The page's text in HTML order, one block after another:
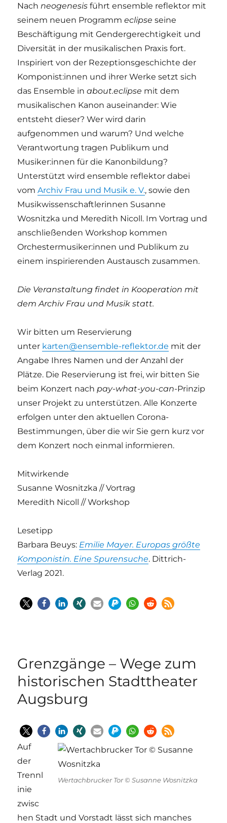
Nachneogenesis führt ensemble reflektor mit
seinem neuen Programmeclipse seine
Beschäftigung mit Gendergerechtigkeit und
Diversität in der musikalischen Praxis fort.
Inspiriert von der Rezeptionsgeschichte der
Komponist:innen und ihrer Werke setzt sich
das Ensemble inabout.eclipse mit dem
musikalischen Kanon auseinander: Wie
entsteht dieser? Wer wird darin
aufgenommen und warum? Und welche
Verantwortung tragen Publikum und
Musiker:innen für die Kanonbildung?
Unterstützt wird ensemble reflektor dabei
vomArchiv Frau und Musik e. V., sowie den
Musikwissenschaftlerinnen Susanne
Wosnitzka und Meredith Nicoll. Im Vortrag und
anschließenden Workshop kommen
Orchestermusiker:innen und Publikum zu
einem inspirierenden Austausch zusammen.
Die Veranstaltung findet in Kooperation mit
dem Archiv Frau und Musik statt.
Wir bitten um Reservierung
unter karten@ensemble-reflektor.de mit der
Angabe Ihres Namen und der Anzahl der
Plätze. Die Reservierung ist frei, wir bitten Sie
beim Konzert nachpay-what-you-can-Prinzip
unser Projekt zu unterstützen. Alle Konzerte
erfolgen unter den aktuellen Corona-
Bestimmungen, über die wir Sie gern kurz vor
dem Konzert noch einmal informieren.
Mitwirkende
Susanne Wosnitzka // Vortrag
Meredith Nicoll // Workshop
Lesetipp
Barbara Beuys: Emilie Mayer. Europas größte
Komponistin. Eine Spurensuche. Dittrich-
Verlag 2021.
Grenzgänge – Wege zum
historischen Stadttheater
Augsburg
Wertachbrucker Tor © Susanne Wosnitzka
Auf
der
Trennl
inie
zwisc
hen Stadt und Vorstadt lässt sich manches